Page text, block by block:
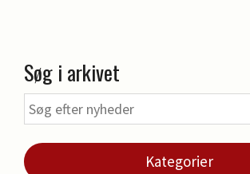
Søg i arkivet
Kategorier